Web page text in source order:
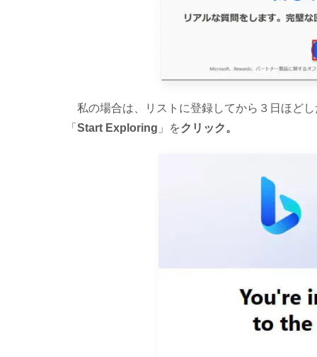
私の場合は、リストに登録してから３日ほど
「 Start Exploring 」をクリック。